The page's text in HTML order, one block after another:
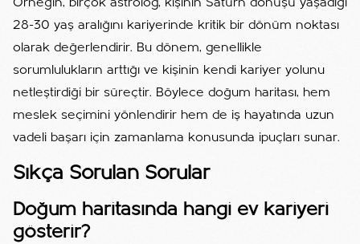
Örneğin, birçok astrolog, kişinin Satürn dönüşü yaşadığı
28-30 yaş aralığını kariyerinde kritik bir dönüm noktası
olarak değerlendirir. Bu dönem, genellikle
sorumlulukların arttığı ve kişinin kendi kariyer yolunu
netleştirdiği bir süreçtir. Böylece doğum haritası, hem
meslek seçimini yönlendirir hem de iş hayatında uzun
vadeli başarı için zamanlama konusunda ipuçları sunar.
Sıkça Sorulan Sorular
Doğum haritasında hangi ev kariyeri
gösterir?